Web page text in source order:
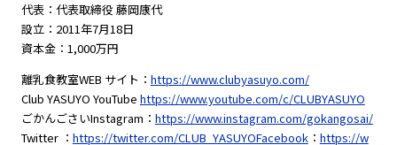
代表：代表取締役 藤岡康代
設立：2011年7月18日
資本金：1,000万円
離乳食教室WEB サイト： https://www.clubyasuyo.com/
Club YASUYO YouTube https://www.youtube.com/c/CLUBYASUYO
ごかんごさいInstagram： https://www.instagram.com/gokangosai/
Twitter ： https://twitter.com/CLUB_YASUYOFacebook： https://w